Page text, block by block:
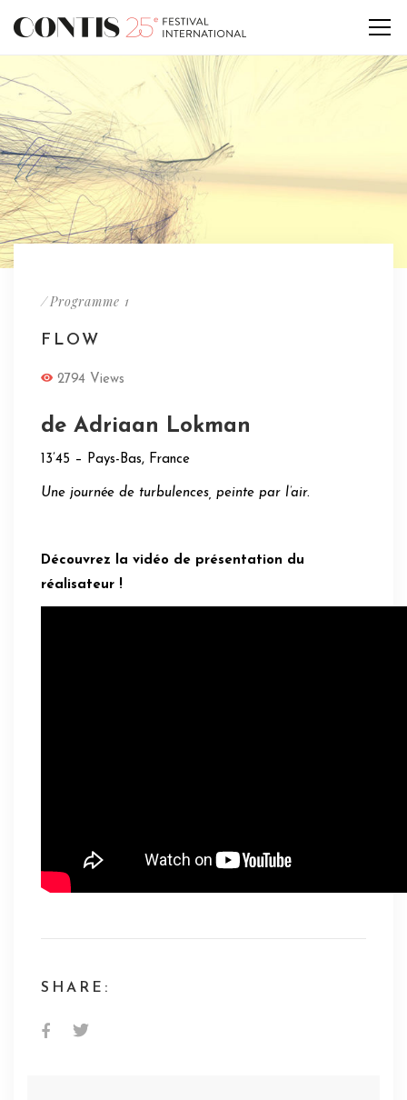
/Programme 1
FLOW
2794 Views
de Adriaan Lokman
13’45 – Pays-Bas, France
Une journée de turbulences, peinte par l’air.
Découvrez la vidéo de présentation du
réalisateur !
SHARE: